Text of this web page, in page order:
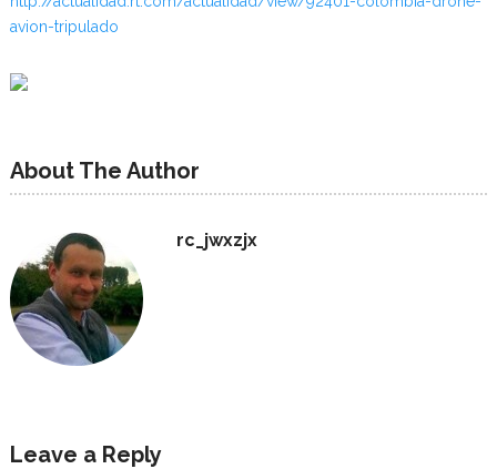
avion-tripulado
About The Author
rc_jwxzjx
Leave a Reply